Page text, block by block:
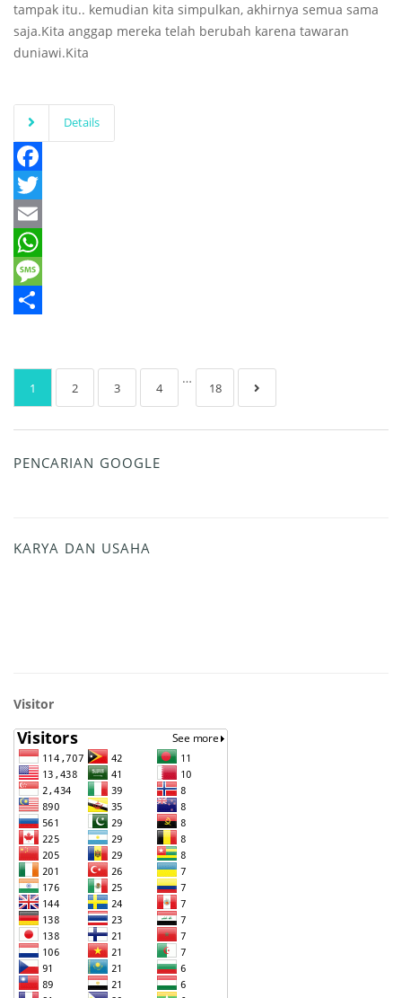
tampak itu.. kemudian kita simpulkan, akhirnya semua sama
saja.Kita anggap mereka telah berubah karena tawaran
duniawi.Kita
Details
Facebook
Twitter
Email
WhatsApp
Message
1 2 3 4
…
18
PENCARIAN GOOGLE
KARYA DAN USAHA
Visitor